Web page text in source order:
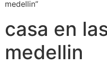
medellin”
casa en
medellin